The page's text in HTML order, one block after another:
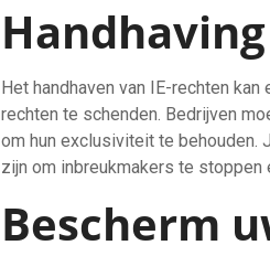
Het handhaven van IE-rechten
rechten te schenden. Bedrijven
om hun exclusiviteit te behouden.
zijn om inbreukmakers te
Bescherm